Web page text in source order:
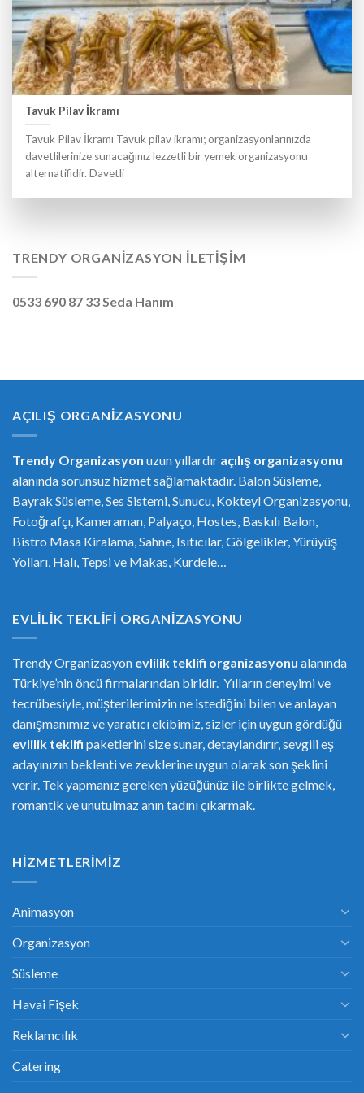
Tavuk Pilav İkramı
Tavuk Pilav İkramı Tavuk pilav ikramı; organizasyonlarınızda
davetlilerinize sunacağınız lezzetli bir yemek organizasyonu
alternatifidir. Davetli
TRENDY ORGANIZASYON İLETIŞIM
0533 690 87 33 Seda Hanım
AÇILIŞ ORGANIZASYONU
Trendy Organizasyon uzun yıllardır açılış organizasyonu
alanında sorunsuz hizmet sağlamaktadır. Balon Süsleme,
Bayrak Süsleme, Ses Sistemi, Sunucu, Kokteyl Organizasyonu,
Fotoğrafçı, Kameraman, Palyaço, Hostes, Baskılı Balon,
Bistro Masa Kiralama, Sahne, Isıtıcılar, Gölgelikler, Yürüyüş
Yolları, Halı, Tepsi ve Makas, Kurdele…
EVLILIK TEKLIFI ORGANIZASYONU
Trendy Organizasyon evlilik teklifi organizasyonu alanında
Türkiye’nin öncü firmalarından biridir. Yılların deneyimi ve
tecrübesiyle, müşterilerimizin ne istediğini bilen ve anlayan
danışmanımız ve yaratıcı ekibimiz, sizler için uygun gördüğü
evlilik teklifi paketlerini size sunar, detaylandırır, sevgili eş
adayınızın beklenti ve zevklerine uygun olarak son şeklini
verir. Tek yapmanız gereken yüzüğünüz ile birlikte gelmek,
romantik ve unutulmaz anın tadını çıkarmak.
HIZMETLERIMIZ
Animasyon
Organizasyon
Süsleme
Havai Fişek
Reklamcılık
Catering